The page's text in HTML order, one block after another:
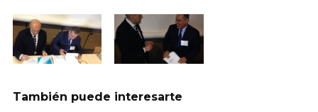
También puede interesarte